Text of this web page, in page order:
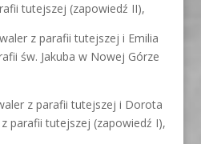
tutejszej (zapowiedź II),
z parafii tutejszej i Emilia
św. Jakuba w Nowej Górze
z parafii tutejszej i Dorota
parafii tutejszej (zapowiedź I),